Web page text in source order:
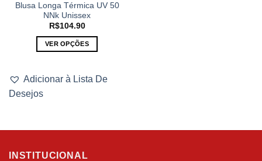
Blusa Longa Térmica UV 50
NNk Unissex
R$104.90
VER OPÇÕES
tem
opções
ser
Adicionar à Lista De
Desejos
INSTITUCIONAL